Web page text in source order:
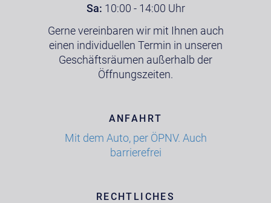
Sa: 10:00 - 14:00 Uhr
Gerne vereinbaren wir mit Ihnen auch
einen individuellen Termin in unseren
Geschäftsräumen außerhalb der
Öffnungszeiten.
ANFAHRT
Mit dem Auto, per ÖPNV. Auch
barrierefrei
RECHTLICHES